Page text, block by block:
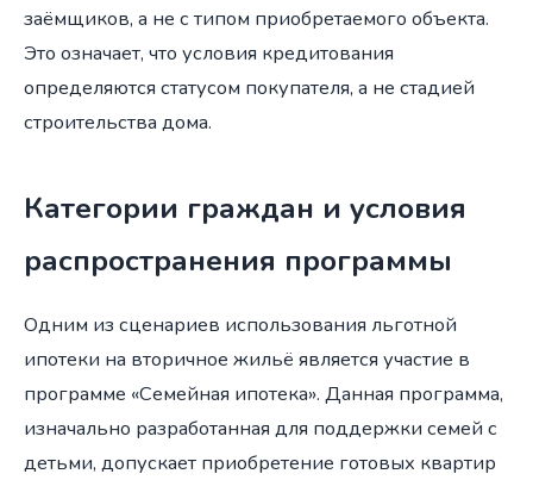
заёмщиков, а не с типом приобретаемого объекта.
Это означает, что условия кредитования
определяются статусом покупателя, а не стадией
строительства дома.
Категории граждан и условия
распространения программы
Одним из сценариев использования льготной
ипотеки на вторичное жильё является участие в
программе «Семейная ипотека». Данная программа,
изначально разработанная для поддержки семей с
детьми, допускает приобретение готовых квартир